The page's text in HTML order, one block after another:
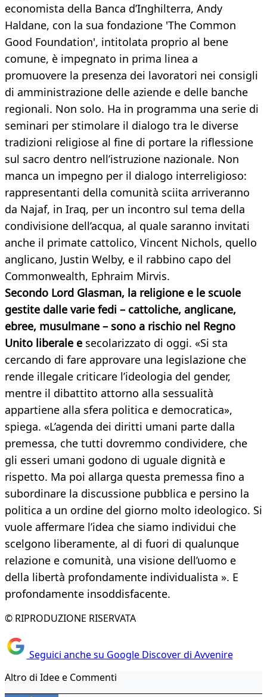
economista della Banca d’Inghilterra, Andy
Haldane, con la sua fondazione 'The Common
Good Foundation', intitolata proprio al bene
comune, è impegnato in prima linea a
promuovere la presenza dei lavoratori nei consigli
di amministrazione delle aziende e delle banche
regionali. Non solo. Ha in programma una serie di
seminari per stimolare il dialogo tra le diverse
tradizioni religiose al fine di portare la riflessione
sul sacro dentro nell’istruzione nazionale. Non
manca un impegno per il dialogo interreligioso:
rappresentanti della comunità sciita arriveranno
da Najaf, in Iraq, per un incontro sul tema della
condivisione dell’acqua, al quale saranno invitati
anche il primate cattolico, Vincent Nichols, quello
anglicano, Justin Welby, e il rabbino capo del
Commonwealth, Ephraim Mirvis.
Secondo Lord Glasman, la religione e le scuole
gestite dalle varie fedi – cattoliche, anglicane,
ebree, musulmane – sono a rischio nel Regno
Unito liberale e secolarizzato di oggi. «Si sta
cercando di fare approvare una legislazione che
rende illegale criticare l’ideologia del gender,
mentre il dibattito attorno alla sessualità
appartiene alla sfera politica e democratica»,
spiega. «L’agenda dei diritti umani parte dalla
premessa, che tutti dovremmo condividere, che
gli esseri umani godono di uguale dignità e
rispetto. Ma poi allarga questa premessa fino a
subordinare la discussione pubblica e persino la
politica a un ordine del giorno molto ideologico. Si
vuole affermare l’idea che siamo individui che
scelgono liberamente, al di fuori di qualunque
relazione e comunità, una visione dell’uomo e
della libertà profondamente individualista ». E
profondamente insoddisfacente.
© RIPRODUZIONE RISERVATA
Seguici anche su Google Discover di Avvenire
Altro di Idee e Commenti